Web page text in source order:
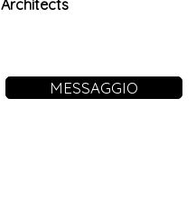
Architects
MESSAGGIO